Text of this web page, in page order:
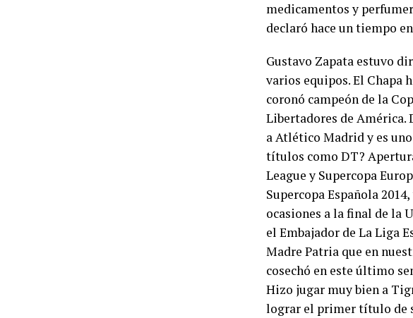
medicamentos y
declaró hace un tiempo
Gustavo Zapata estuvo
varios equipos. El Chapa
coronó campeón de la
Libertadores de América.
a Atlético Madrid y es
títulos como DT?
League y Supercopa
Supercopa Española
ocasiones a la final de la
el Embajador de La Liga
Madre Patria que en
cosechó en este último
Hizo jugar muy bien a
lograr el primer título de